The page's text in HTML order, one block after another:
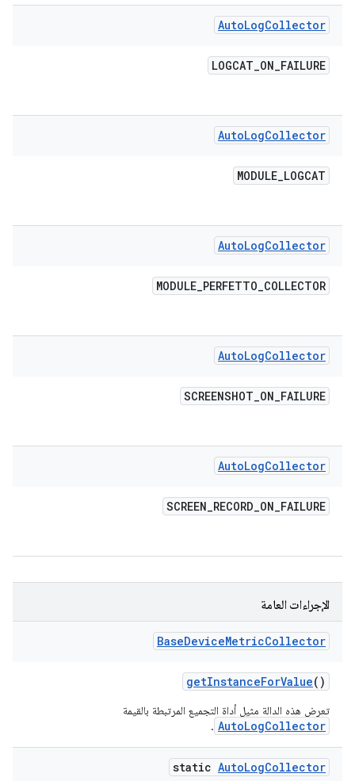
AutoLogCollector
LOGCAT_ON_FAILURE
AutoLogCollector
MODULE_LOGCAT
AutoLogCollector
MODULE_PERFETTO_COLLECTOR
AutoLogCollector
SCREENSHOT_ON_FAILURE
AutoLogCollector
SCREEN_RECORD_ON_FAILURE
الإجراءات العامة
BaseDeviceMetricCollector
getInstanceForValue()
تعرض هذه الدالة مثيل أداة التجميع المرتبطة بالقيمة
AutoLogCollector
.
static AutoLogCollector